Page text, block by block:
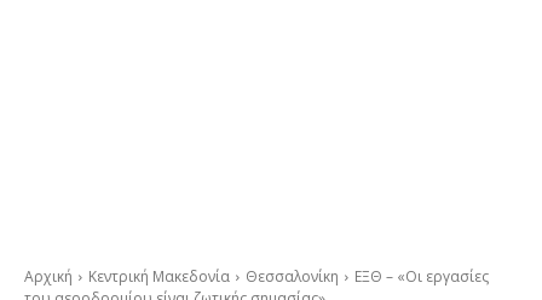
Αρχική Κεντρική Μακεδονία Θεσσαλονίκη
ΕΞΘ – «Οι εργασίες